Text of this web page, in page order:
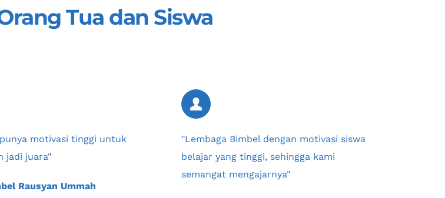
Tua dan Siswa
motivasi tinggi untuk
jadi juara"
Rausyan Ummah
"Lembaga Bimbel dengan motivasi siswa
belajar yang tinggi, sehingga kami
semangat mengajarnya"